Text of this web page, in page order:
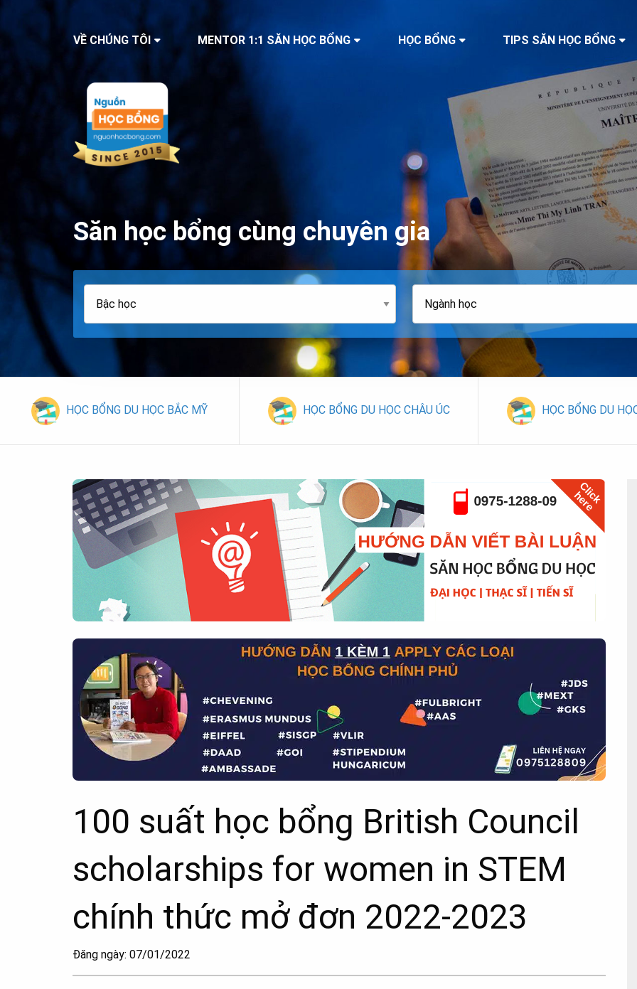
VỀ CHÚNG TÔI MENTOR 1:1 SĂN HỌC BỔNG HỌC BỔNG TIPS SĂN HỌC BỔNG
Săn học bổng cùng chuyên gia
HỌC BỔNG DU HỌC BẮC MỸ HỌC BỔNG DU HỌC CHÂU ÚC HỌC BỔNG DU
100 suất học bổng British Council
scholarships for women in STEM
chính thức mở đơn 2022-2023
Đăng ngày: 07/01/2022